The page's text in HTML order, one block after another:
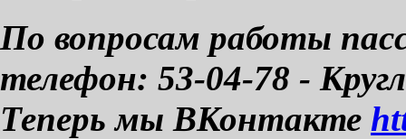
По вопросам работы
телефон: 53-04-78 -
Теперь мы ВКонтакте